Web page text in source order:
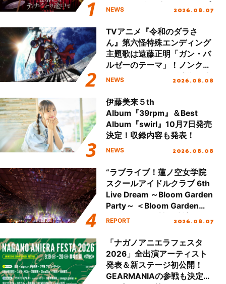
ュアル＆グッズラインナップ
NEWS 2026.08.07
TVアニメ『令和のダラさ
ん』第六怪特殊エンディング
主題歌は遠藤正明「ガン・バ
ルゼーのテーマ」！ノンクレ
ジットエンディング映像も公
NEWS 2026.08.08
伊藤美来５th
Album『39rpm』＆Best
Album『swirl』10月7日発売
決定！収録内容も発表！
NEWS 2026.08.08
“ラブライブ！蓮ノ空女学院
スクールアイドルクラブ 6th
Live Dream ～Bloom Garden
Party～ ＜Bloom Garden
Party Stage／埼玉公演＞”
REPORT 2026.08.07
「ナガノアニエラフェスタ
2026」全出演アーティスト
発表＆新ステージ初公開！
GEARMANIAの参戦も決定